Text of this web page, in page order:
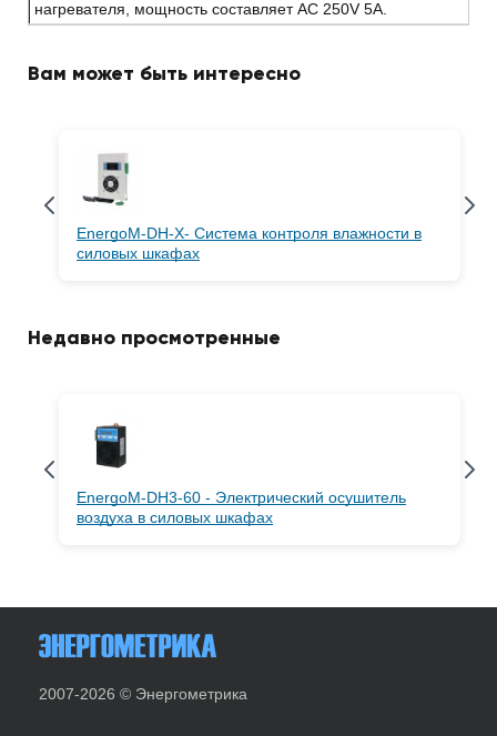
нагревателя, мощность составляет AC 250V 5A.
Вам может быть интересно
EnergoM-DH-X- Система контроля влажности в
силовых шкафах
Недавно просмотренные
EnergoM-DH3-60 - Электрический осушитель
воздуха в силовых шкафах
2007-2026 © Энергометрика